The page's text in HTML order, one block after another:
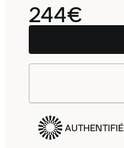
244€
AUTHENTIFIÉ